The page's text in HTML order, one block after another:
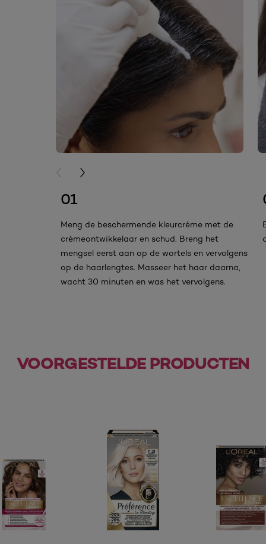
01
Meng de beschermende kleurcrème met de
crèmeontwikkelaar en schud. Breng het
mengsel eerst aan op de wortels en vervolgens
op de haarlengtes. Masseer het haar daarna,
wacht 30 minuten en was het vervolgens.
PREVIOUS CARD
NEXT CARD
VOORGESTELDE PRODUCTEN